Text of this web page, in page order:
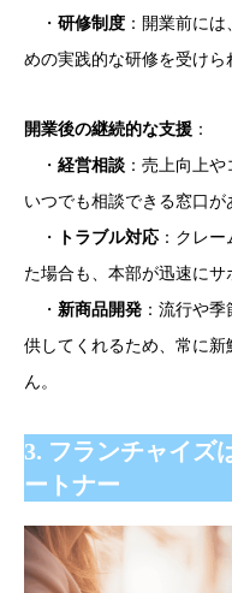
・ 研修制度 ：開業前に
めの実践的な研修を受けら
開業後の継続的な支援 ：
・ 経営相談 ：売上向上
いつでも相談できる窓口が
・
トラブル対応 ：クレ
た場合も、本部が迅速にサ
・ 新商品開発 ：流行や
供してくれるため、常に
ん。
3. フランチャイズ
ートナー